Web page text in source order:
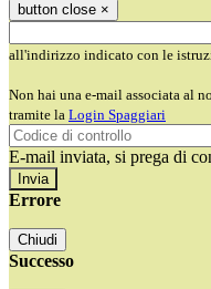
button close ×
all'indirizzo indicato con le
Non hai una e-mail associata al
tramite la Login Spaggiari
E-mail inviata, si prega di
Errore
Chiudi
Successo